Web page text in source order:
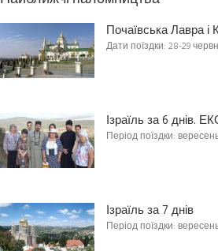
Почаївська Лавра і
Дати поїздки: 28-29
Ізраїль за 6 днів.
Період поїздки:
Ізраїль за 7 днів
Період поїздки: